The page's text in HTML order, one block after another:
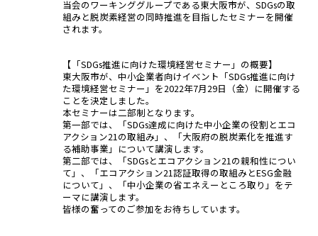
当会のワーキンググループである東大阪市が、SDGsの取
組みと脱炭素経営の同時推進を目指したセミナーを開催
されます。
【「SDGs推進に向けた環境経営セミナー」の概要】
東大阪市が、中小企業者向けイベント「SDGs推進に向け
た環境経営セミナー」を2022年7月29日（金）に開催する
ことを決定しました。
本セミナーは二部制となります。
第一部では、「SDGs達成に向けた中小企業の役割とエコ
アクション21の取組み」、「大阪府の脱炭素化を推進す
る補助事業」について講演します。
第二部では、「SDGsとエコアクション21の親和性につい
て」、「エコアクション21認証取得の取組みとESG金融
について」、「中小企業の省エネえーところ取り」をテ
ーマに講演します。
皆様の奮ってのご参加をお待ちしています。